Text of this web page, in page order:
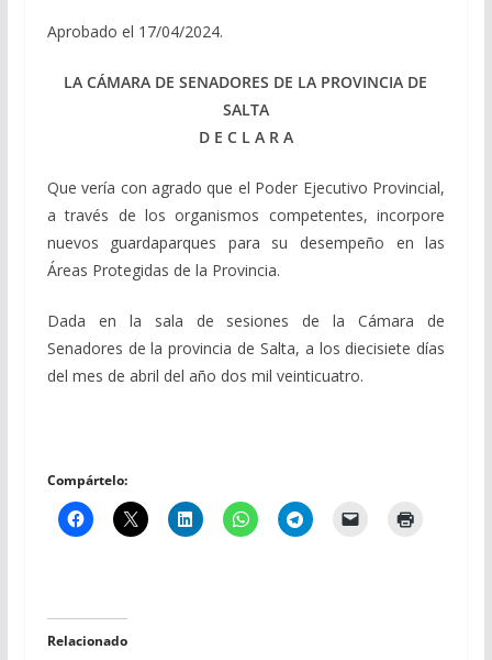
Aprobado el 17/04/2024.
LA CÁMARA DE SENADORES DE LA PROVINCIA DE
SALTA
D E C L A R A
Que vería con agrado que el Poder Ejecutivo Provincial,
a través de los organismos competentes, incorpore
nuevos guardaparques para su desempeño en las
Áreas Protegidas de la Provincia.
Dada en la sala de sesiones de la Cámara de
Senadores de la provincia de Salta, a los diecisiete días
del mes de abril del año dos mil veinticuatro.
Compártelo:
Relacionado